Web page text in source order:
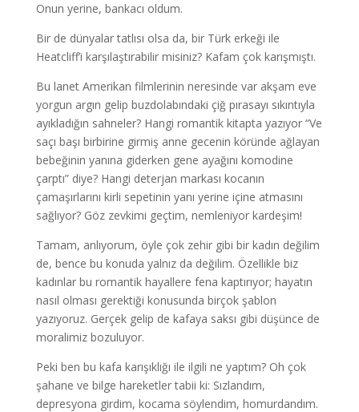
Onun yerine, bankacı oldum.
Bir de dünyalar tatlısı olsa da, bir Türk erkeği ile
Heatcliff’i karşılaştırabilir misiniz? Kafam çok karışmıştı.
Bu lanet Amerikan filmlerinin neresinde var akşam eve
yorgun argın gelip buzdolabındaki çiğ pırasayı sıkıntıyla
ayıkladığın sahneler? Hangi romantik kitapta yazıyor “Ve
saçı başı birbirine girmiş anne gecenin köründe ağlayan
bebeğinin yanına giderken gene ayağını komodine
çarptı” diye? Hangi deterjan markası kocanın
çamaşırlarını kirli sepetinin yanı yerine içine atmasını
sağlıyor? Göz zevkimi geçtim, nemleniyor kardeşim!
Tamam, anlıyorum, öyle çok zehir gibi bir kadın değilim
de, bence bu konuda yalnız da değilim. Özellikle biz
kadınlar bu romantik hayallere fena kaptırıyor; hayatın
nasıl olması gerektiği konusunda birçok şablon
yazıyoruz. Gerçek gelip de kafaya saksı gibi düşünce de
moralimiz bozuluyor.
Peki ben bu kafa karışıklığı ile ilgili ne yaptım? Oh çok
şahane ve bilge hareketler tabii ki: Sızlandım,
depresyona girdim, kocama söylendim, homurdandım.